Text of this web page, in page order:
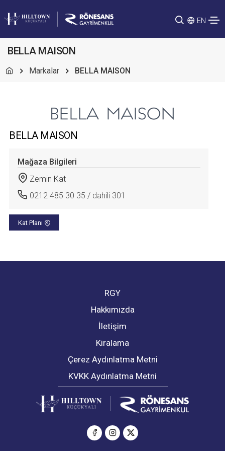
EN
BELLA MAISON
Markalar BELLA MAISON
BELLA MAISON
Mağaza Bilgileri
Zemin Kat
0212 485 30 35 / dahili 301
Kat Planı
RGY
Hakkımızda
İletişim
Kiralama
Çerez Aydınlatma Metni
KVKK Aydınlatma Metni